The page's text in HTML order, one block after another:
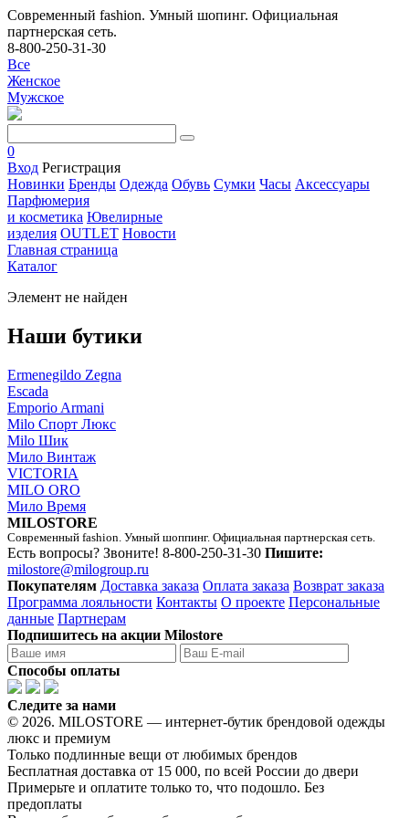
Современный fashion. Умный шопинг. Официальная
партнерская сеть.
8-800-250-31-30
Все
Женское
Мужское
0
Вход Регистрация
Новинки Бренды Одежда Обувь Сумки Часы Аксессуары
Парфюмерия
и косметика Ювелирные
изделия OUTLET Новости
Главная страница
Каталог
Элемент не найден
Наши бутики
Ermenegildo Zegna
Escada
Emporio Armani
Milo Спорт Люкс
Milo Шик
Мило Винтаж
VICTORIA
MILO ORO
Мило Время
MILOSTORE
Современный fashion. Умный шоппинг. Официальная партнерская сеть.
Есть вопросы? Звоните! 8-800-250-31-30 Пишите:
milostore@milogroup.ru
Покупателям Доставка заказа Оплата заказа Возврат заказа
Программа лояльности Контакты О проекте Персональные
данные Партнерам
Подпишитесь на акции Milostore
Способы оплаты
Следите за нами
© 2026. MILOSTORE — интернет-бутик брендовой одежды
люкс и премиум
Только подлинные вещи от любимых брендов
Бесплатная доставка от 15 000, по всей России до двери
Примерьте и оплатите только то, что подошло. Без
предоплаты